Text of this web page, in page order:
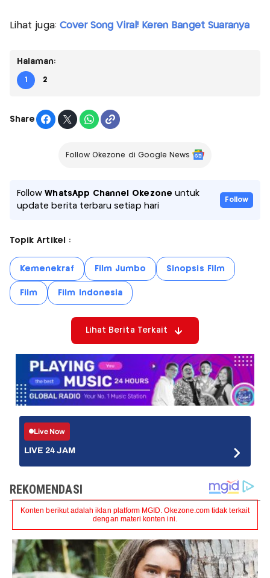
Lihat juga: Cover Song Viral! Keren Banget Suaranya
Halaman:
1 2
Share
Follow Okezone di Google News
FollowWhatsApp Channel Okezone untuk
update berita terbaru setiap hari
Follow
Topik Artikel :
Kemenekraf Film Jumbo Sinopsis Film
Film Film Indonesia
Lihat Berita Terkait
Live Now
LIVE 24 JAM